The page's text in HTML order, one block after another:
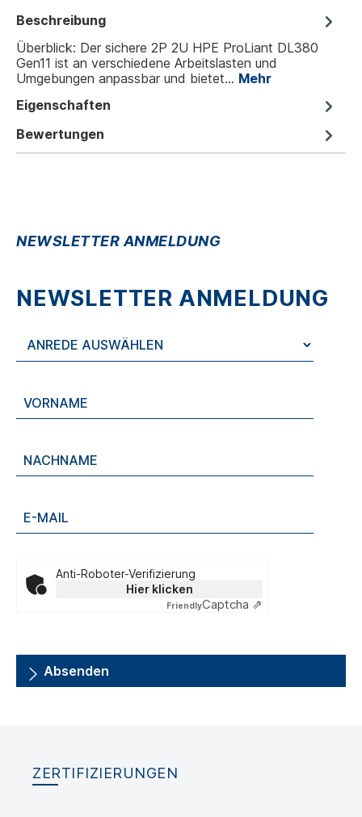
Beschreibung
Überblick: Der sichere 2P 2U HPE ProLiant DL380
Gen11 ist an verschiedene Arbeitslasten und
Umgebungen anpassbar und bietet… Mehr
Eigenschaften
Bewertungen
NEWSLETTER ANMELDUNG
NEWSLETTER ANMELDUNG
Anti-Roboter-Verifizierung
Hier klicken
FriendlyCaptcha ⇗
Absenden
ZERTIFIZIERUNGEN